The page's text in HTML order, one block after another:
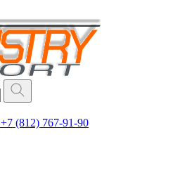
+7 (812) 767-91-90